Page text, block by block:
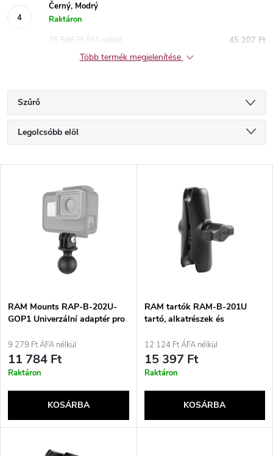
Černý, Modrý
Raktáron
45 207 Ft
35 596 Ft ÁFA nélkül
Több termék megjelenítése
Szűrő
T
e
e
k
r
n
Legolcsóbb elöl
ABC szerint
é
k
e
k
l
RAM Mounts RAP-B-202U-
GOP1 Univerzální adaptér pro
9 279 Ft ÁFA nélkül
11 784 Ft
Raktáron
KOSÁRBA
RAM tartók RAM-B-201U
tartó, alkatrészek és
12 124 Ft ÁFA nélkül
15 397 Ft
Raktáron
KOSÁRBA